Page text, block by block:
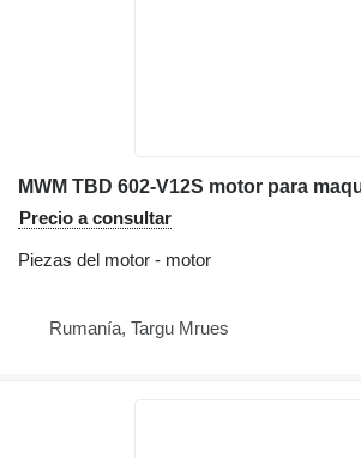
MWM TBD 602-V12S motor para
Precio a consultar
Piezas del motor - motor
Rumanía, Targu Mrues